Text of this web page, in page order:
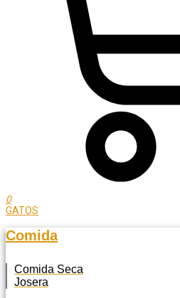
0
GATOS
Comida
Comida Seca
Josera